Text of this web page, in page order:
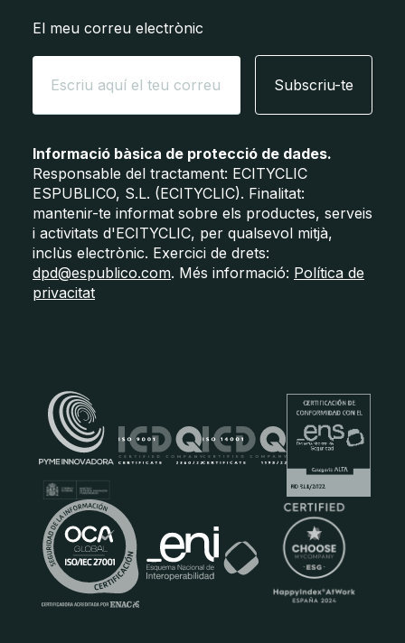
El meu correu electrònic
Subscriu-te
Informació bàsica de protecció de dades.
Responsable del tractament: ECITYCLIC
ESPUBLICO, S.L. (ECITYCLIC). Finalitat:
mantenir-te informat sobre els productes, serveis
i activitats d'ECITYCLIC, per qualsevol mitjà,
inclùs electrònic. Exercici de drets:
dpd@espublico.com. Més informació: Política de
privacitat
Certificats